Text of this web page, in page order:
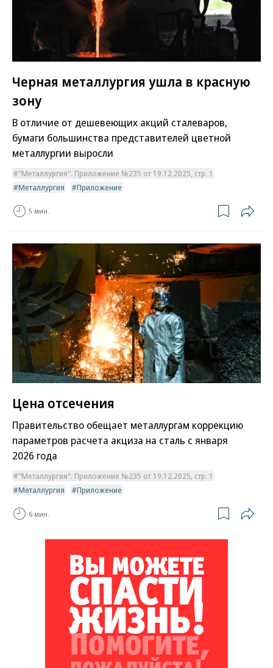
Черная металлургия ушла в красную
зону
В отличие от дешевеющих акций сталеваров,
бумаги большинства представителей цветной
металлургии выросли
"Металлургия". Приложение №235 от 19.12.2025, стр. 1
Металлургия
Приложение
5 мин.
Цена отсечения
Правительство обещает металлургам коррекцию
параметров расчета акциза на сталь с января
2026 года
"Металлургия". Приложение №235 от 19.12.2025, стр. 1
Металлургия
Приложение
6 мин.